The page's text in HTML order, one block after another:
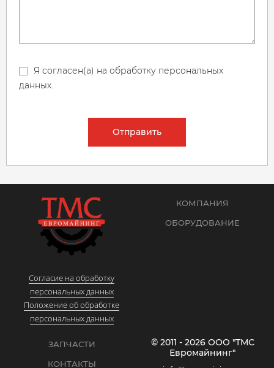
Я согласен(а) на обработку персональных
данных.
Отправить
Согласие на обработку
персональных данных
Положение об обработке
персональных данных
КОМПАНИЯ
ОБОРУДОВАНИЕ
ЗАПЧАСТИ
КОНТАКТЫ
© 2011 - 2026 ООО "ТМС
Евромайнинг"